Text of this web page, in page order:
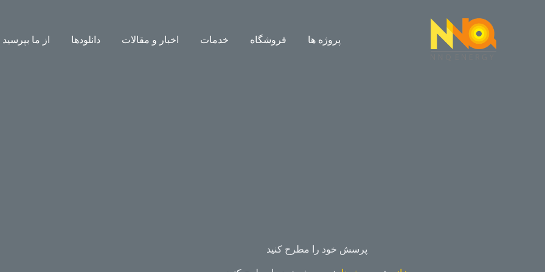
پروژه ها فروشگاه خدمات اخبار و مقالات دانلودها از ما بپرسید
پرسش خود را مطرح کنید